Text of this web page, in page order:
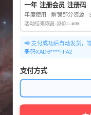
一年 注册会员 注册码
年度使用 · 解锁部分资源 ·
活动结束恢复 原价：¥98
📢 支付成功后自动发货，
册码XAD6****FFA2
支付方式